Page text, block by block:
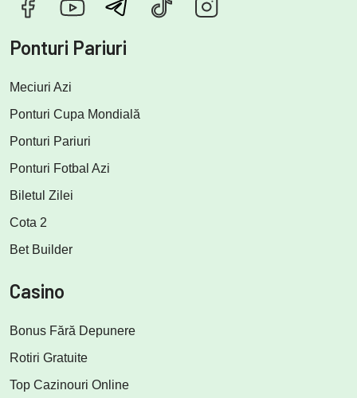
Ponturi Pariuri
Meciuri Azi
Ponturi Cupa Mondială
Ponturi Pariuri
Ponturi Fotbal Azi
Biletul Zilei
Cota 2
Bet Builder
Casino
Bonus Fără Depunere
Rotiri Gratuite
Top Cazinouri Online